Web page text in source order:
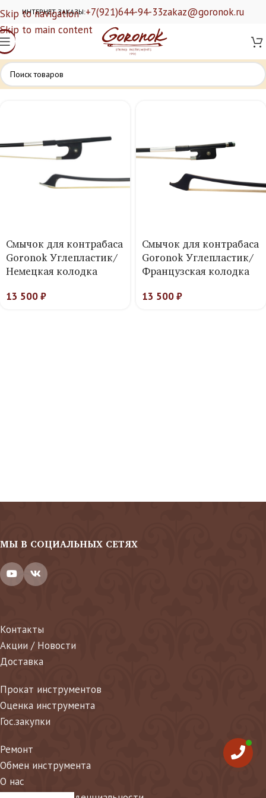
Skip to navigation
Skip to main content
ИНТЕРНЕТ ЗАКАЗЫ:+7(921)644-94-33zakaz@goronok.ru
Смычок для контрабаса
Goronok Углепластик/
Немецкая колодка
13 500₽
Смычок для контрабаса
Goronok Углепластик/
Французская колодка
13 500₽
МЫ В СОЦИАЛЬНЫХ СЕТЯХ
Контакты
Акции / Новости
Доставка
Прокат инструментов
Оценка инструмента
Гос.закупки
Ремонт
Обмен инструмента
О нас